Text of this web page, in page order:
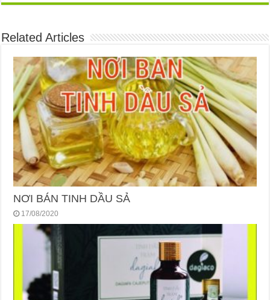
Related Articles
NƠI BÁN TINH DẦU SẢ
17/08/2020